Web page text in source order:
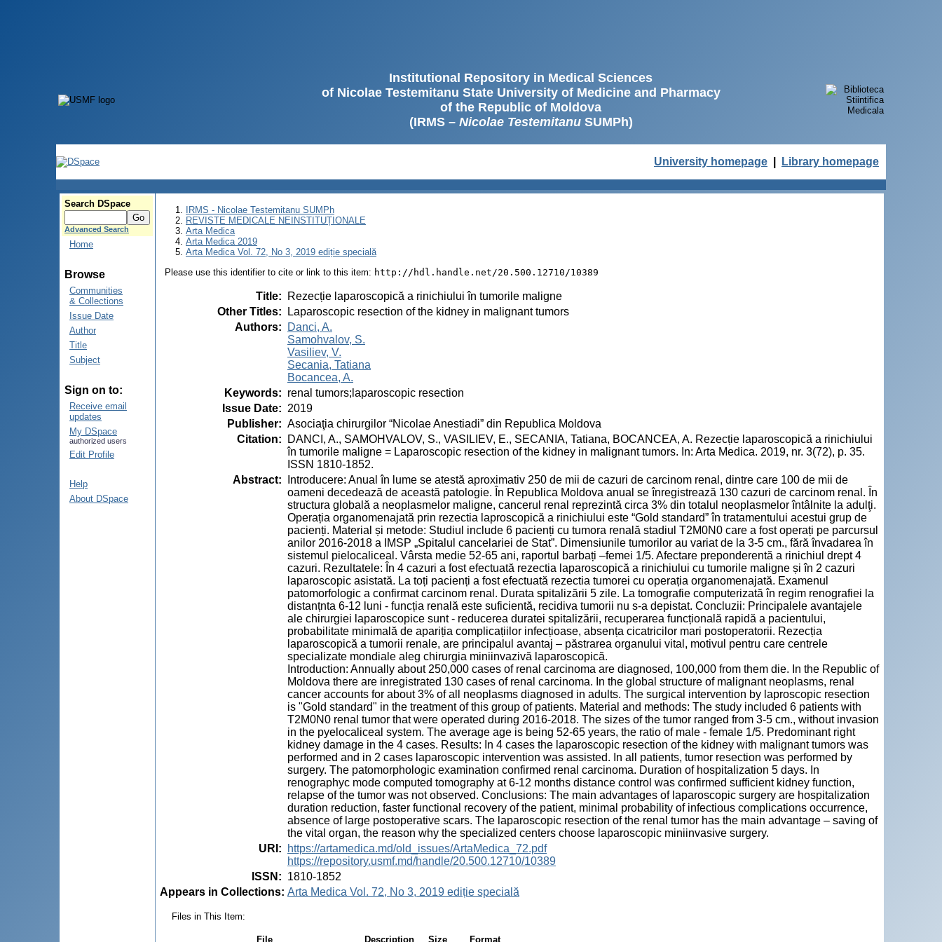
Institutional Repository in Medical Sciences
of Nicolae Testemitanu State University of Medicine and Pharmacy
of the Republic of Moldova
(IRMS – Nicolae TestemitanuSUMPh)
University homepage Library homepage
Search DSpace
Advanced Search
Home
Browse
Communities
& Collections
Issue Date
Author
Title
Subject
Sign on to:
Receive email
updates
My DSpace
authorized users
Edit Profile
Help
About DSpace
IRMS - Nicolae Testemitanu SUMPh
REVISTE MEDICALE NEINSTITUȚIONALE
Arta Medica
Arta Medica 2019
Arta Medica Vol. 72, No 3, 2019 ediție specială
Please use this identifier to cite or link to this item: http://hdl.handle.net/20.500.12710/10389
Title:
Rezecție laparoscopică a rinichiului în tumorile maligne
Other Titles:
Laparoscopic resection of the kidney in malignant tumors
Authors:
Danci, A.
Samohvalov, S.
Vasiliev, V.
Secania, Tatiana
Bocancea, A.
Keywords: renal tumors;laparoscopic resection
Issue Date: 2019
Publisher: Asociaţia chirurgilor “Nicolae Anestiadi” din Republica Moldova
Citation:
DANCI, A., SAMOHVALOV, S., VASILIEV, E., SECANIA, Tatiana, BOCANCEA, A. Rezecție laparoscopică a rinichiului
în tumorile maligne = Laparoscopic resection of the kidney in malignant tumors. In: Arta Medica. 2019, nr. 3(72), p. 35.
ISSN 1810-1852.
Abstract:
Introducere: Anual în lume se atestă aproximativ 250 de mii de cazuri de carcinom renal, dintre care 100 de mii de
oameni decedează de această patologie. În Republica Moldova anual se înregistrează 130 cazuri de carcinom renal. În
structura globală a neoplasmelor maligne, cancerul renal reprezintă circa 3% din totalul neoplasmelor întâlnite la adulţi.
Operația organomenajată prin rezectia laproscopică a rinichiului este “Gold standard” în tratamentului acestui grup de
pacienți. Material și metode: Studiul include 6 pacienți cu tumora renală stadiul T2M0N0 care a fost operați pe parcursul
anilor 2016-2018 a IMSP „Spitalul cancelariei de Stat”. Dimensiunile tumorilor au variat de la 3-5 cm., fără învadarea în
sistemul pielocaliceal. Vârsta medie 52-65 ani, raportul barbați –femei 1/5. Afectare preponderentă a rinichiul drept 4
cazuri. Rezultatele: În 4 cazuri a fost efectuată rezectia laparoscopică a rinichiului cu tumorile maligne și în 2 cazuri
laparoscopic asistată. La toți pacienți a fost efectuată rezectia tumorei cu operația organomenajată. Examenul
patomorfologic a confirmat carcinom renal. Durata spitalizării 5 zile. La tomografie computerizată în regim renografiei la
distanțnta 6-12 luni - funcția renală este suficientă, recidiva tumorii nu s-a depistat. Concluzii: Principalele avantajele
ale chirurgiei laparoscopice sunt - reducerea duratei spitalizării, recuperarea funcțională rapidă a pacientului,
probabilitate minimală de apariția complicațiilor infecțioase, absența cicatricilor mari postoperatorii. Rezecția
laparoscopică a tumorii renale, are principalul avantaj – păstrarea organului vital, motivul pentru care centrele
specializate mondiale aleg chirurgia miniinvazivă laparoscopică.
Introduction: Annually about 250,000 cases of renal carcinoma are diagnosed, 100,000 from them die. In the Republic of
Moldova there are inregistrated 130 cases of renal carcinoma. In the global structure of malignant neoplasms, renal
cancer accounts for about 3% of all neoplasms diagnosed in adults. The surgical intervention by laproscopic resection
is "Gold standard" in the treatment of this group of patients. Material and methods: The study included 6 patients with
T2M0N0 renal tumor that were operated during 2016-2018. The sizes of the tumor ranged from 3-5 cm., without invasion
in the pyelocaliceal system. The average age is being 52-65 years, the ratio of male - female 1/5. Predominant right
kidney damage in the 4 cases. Results: In 4 cases the laparoscopic resection of the kidney with malignant tumors was
performed and in 2 cases laparoscopic intervention was assisted. In all patients, tumor resection was performed by
surgery. The patomorphologic examination confirmed renal carcinoma. Duration of hospitalization 5 days. In
renographyc mode computed tomography at 6-12 months distance control was confirmed sufficient kidney function,
relapse of the tumor was not observed. Conclusions: The main advantages of laparoscopic surgery are hospitalization
duration reduction, faster functional recovery of the patient, minimal probability of infectious complications occurrence,
absence of large postoperative scars. The laparoscopic resection of the renal tumor has the main advantage – saving of
the vital organ, the reason why the specialized centers choose laparoscopic miniinvasive surgery.
URI :
https://artamedica.md/old_issues/ArtaMedica_72.pdf
https://repository.usmf.md/handle/20.500.12710/10389
ISSN : 1810-1852
Appears in Collections: Arta Medica Vol. 72, No 3, 2019 ediție specială
Files in This Item:
File Description Size Format